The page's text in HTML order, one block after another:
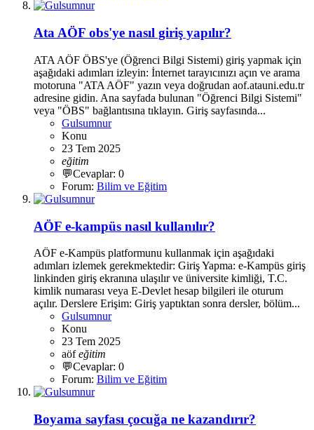
Ata AÖF obs'ye nasıl giriş yapılır?
ATA AÖF ÖBS'ye (Öğrenci Bilgi Sistemi) giriş yapmak için
aşağıdaki adımları izleyin: İnternet tarayıcınızı açın ve arama
motoruna "ATA AÖF" yazın veya doğrudan aof.atauni.edu.tr
adresine gidin. Ana sayfada bulunan "Öğrenci Bilgi Sistemi"
veya "ÖBS" bağlantısına tıklayın. Giriş sayfasında...
Gulsumnur
Konu
23 Tem 2025
eğitim
💬Cevaplar: 0
Forum: Bilim ve Eğitim
AÖF e-kampüs nasıl kullanılır?
AÖF e-Kampüs platformunu kullanmak için aşağıdaki
adımları izlemek gerekmektedir: Giriş Yapma: e-Kampüs giriş
linkinden giriş ekranına ulaşılır ve üniversite kimliği, T.C.
kimlik numarası veya E-Devlet hesap bilgileri ile oturum
açılır. Derslere Erişim: Giriş yaptıktan sonra dersler, bölüm...
Gulsumnur
Konu
23 Tem 2025
aöfeğitim
💬Cevaplar: 0
Forum: Bilim ve Eğitim
Boyama sayfası çocuğa ne kazandırır?